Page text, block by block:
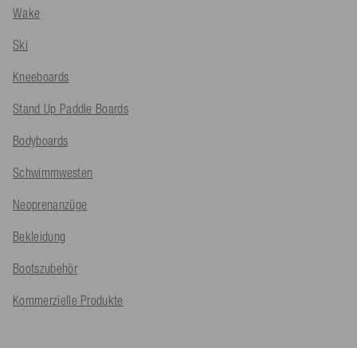
Wake
Ski
Kneeboards
Stand Up Paddle Boards
Bodyboards
Schwimmwesten
Neoprenanzüge
Bekleidung
Bootszubehör
Kommerzielle Produkte